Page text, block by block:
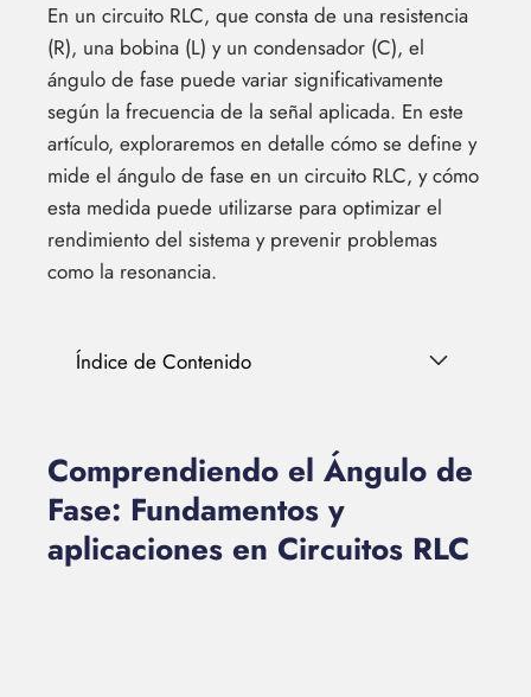
En un circuito RLC, que consta de una resistencia
(R), una bobina (L) y un condensador (C), el
ángulo de fase puede variar significativamente
según la frecuencia de la señal aplicada. En este
artículo, exploraremos en detalle cómo se define y
mide el ángulo de fase en un circuito RLC, y cómo
esta medida puede utilizarse para optimizar el
rendimiento del sistema y prevenir problemas
como la resonancia.
Índice de Contenido
Comprendiendo el Ángulo de
Fase: Fundamentos y
aplicaciones en Circuitos RLC